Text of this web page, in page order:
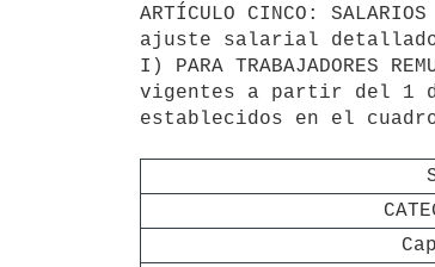
ARTÍCULO CINCO:
ajuste salarial
I) PARA TRABAJADORES
vigentes a partir del 1
establecidos en el